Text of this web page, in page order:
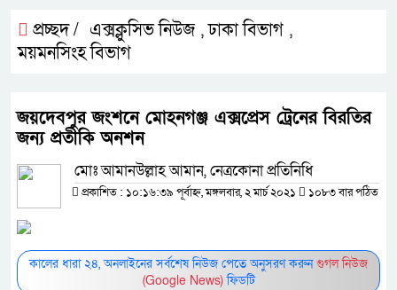
প্রচ্ছদ / এক্সক্লুসিভ নিউজ ,ঢাকা বিভাগ ,
ময়মনসিংহ বিভাগ
জয়দেবপুর জংশনে মোহনগঞ্জ এক্সপ্রেস ট্রেনের বিরতির
জন্য প্রতীকি অনশন
মোঃ আমানউল্লাহ আমান, নেত্রকোনা প্রতিনিধি
প্রকাশিত : ১০:১৬:৩৯ পূর্বাহ্ন, মঙ্গলবার, ২ মার্চ ২০২১ ১০৮৩ বার পঠিত
কালের ধারা ২৪, অনলাইনের সর্বশেষ নিউজ পেতে অনুসরণ করুনগুগল নিউজ
(Google News)ফিডটি